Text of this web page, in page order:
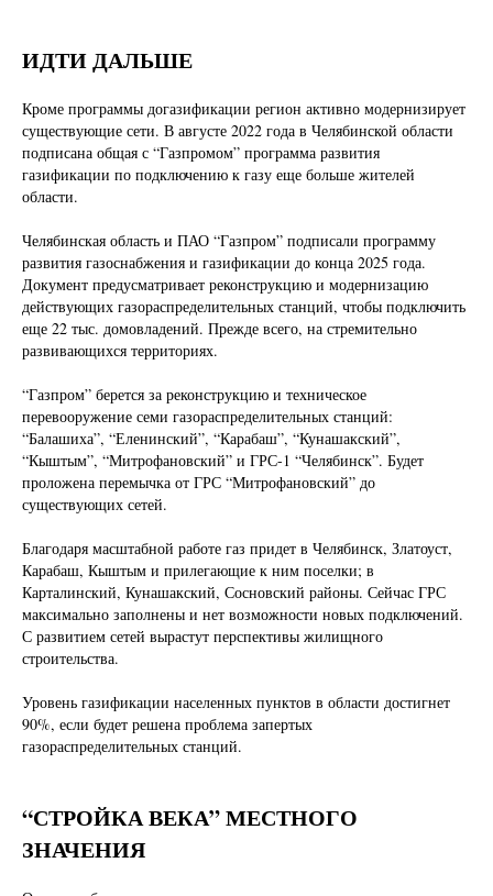
ИДТИ ДАЛЬШЕ
Кроме программы догазификации регион активно модернизирует
существующие сети. В августе 2022 года в Челябинской области
подписана общая с “Газпромом” программа развития
газификации по подключению к газу еще больше жителей
области.
Челябинская область и ПАО “Газпром” подписали программу
развития газоснабжения и газификации до конца 2025 года.
Документ предусматривает реконструкцию и модернизацию
действующих газораспределительных станций, чтобы подключить
еще 22 тыс. домовладений. Прежде всего, на стремительно
развивающихся территориях.
“Газпром” берется за реконструкцию и техническое
перевооружение семи газораспределительных станций:
“Балашиха”, “Еленинский”, “Карабаш”, “Кунашакский”,
“Кыштым”, “Митрофановский” и ГРС-1 “Челябинск”. Будет
проложена перемычка от ГРС “Митрофановский” до
существующих сетей.
Благодаря масштабной работе газ придет в Челябинск, Златоуст,
Карабаш, Кыштым и прилегающие к ним поселки; в
Карталинский, Кунашакский, Сосновский районы. Сейчас ГРС
максимально заполнены и нет возможности новых подключений.
С развитием сетей вырастут перспективы жилищного
строительства.
Уровень газификации населенных пунктов в области достигнет
90%, если будет решена проблема запертых
газораспределительных станций.
“СТРОЙКА ВЕКА” МЕСТНОГО
ЗНАЧЕНИЯ